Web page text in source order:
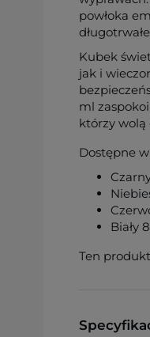
powłoka
Kubek
jak i
ml
którzy wolą
Dostępne
Biały
Ten